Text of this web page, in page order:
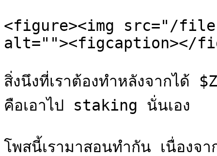
<figure><img src="/
alt=""><figcaption></
สิ่งนึงที่เราต้องทำหลังจากได้
คือเอาไป staking นั่นเอง
โพสนี้เรามาสอนทำกัน เนื่องจ